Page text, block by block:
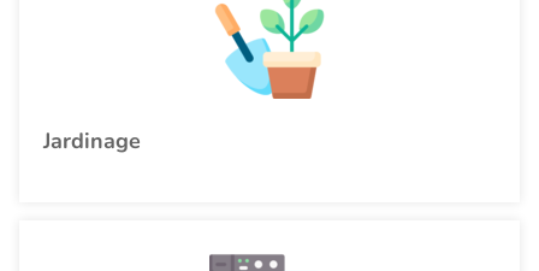
Jardinage